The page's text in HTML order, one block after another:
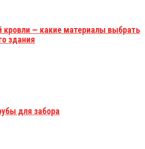
кровли — какие материалы выбрать
здания
для забора